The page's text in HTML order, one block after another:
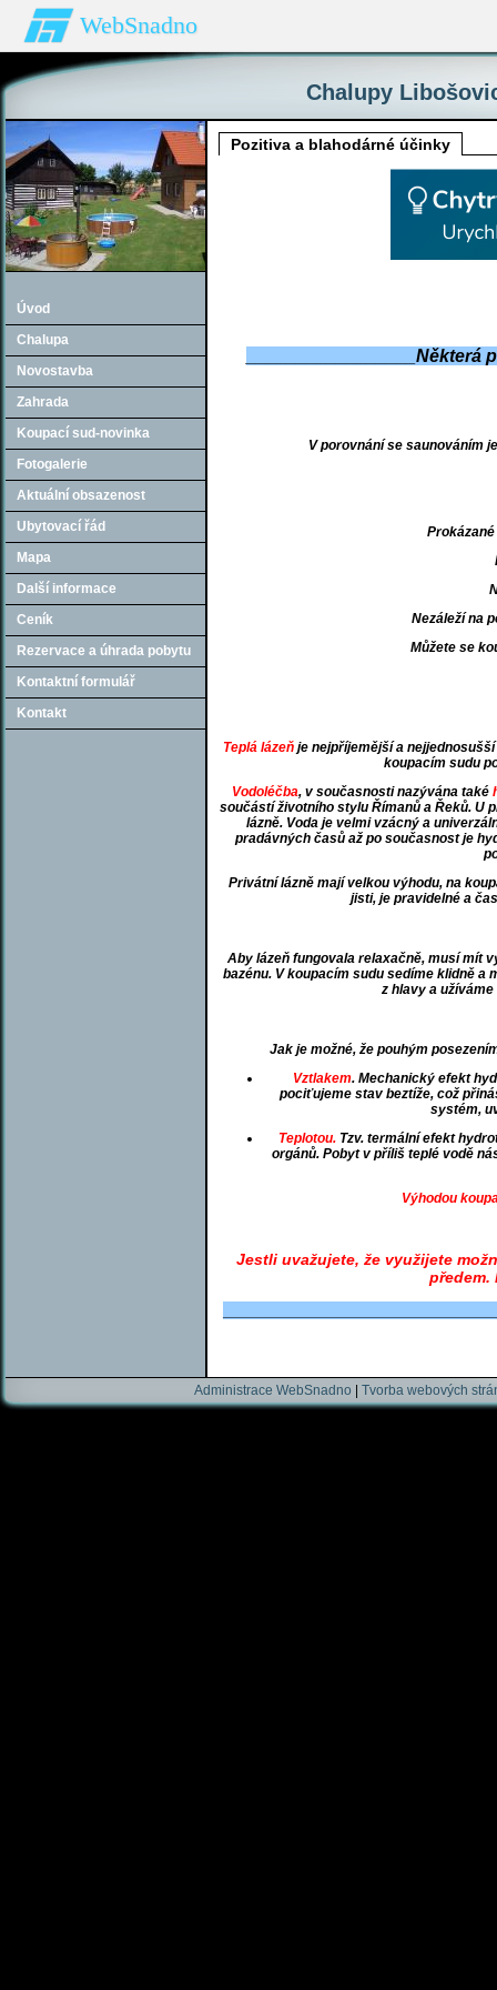
WebSnadno
Chalupy
Úvod
Chalupa
Novostavba
Zahrada
Koupací sud-novinka
Fotogalerie
Aktuální obsazenost
Ubytovací řád
Mapa
Další informace
Ceník
Rezervace a úhrada pobytu
Kontaktní formulář
Kontakt
Pozitiva a blahodárné účinky
V porovnání se saunováním
Nezáleží na
Můžete se
Teplá lázeň je nejpříjemější a
koupacím sudu
Vodoléčba, v současnosti nazývána také
součástí životního stylu Římanů a Řeků. U
lázně. Voda je velmi vzácný a
pradávných časů až po současnost je
Privátní lázně mají velkou výhodu, na
jisti, je pravidelné a
Aby lázeň fungovala relaxačně, musí mít
bazénu. V koupacím sudu sedíme klidně
z hlavy a
Jak je možné, že pouhým
Vztlakem. Mechanický efekt
pociťujeme stav beztíže, což
systém,
Teplotou. Tzv. termální efekt
orgánů. Pobyt v příliš teplé vodě
Výhodou
Jestli uvažujete, že využijete
předem.
Administrace WebSnadno Tvorba webových